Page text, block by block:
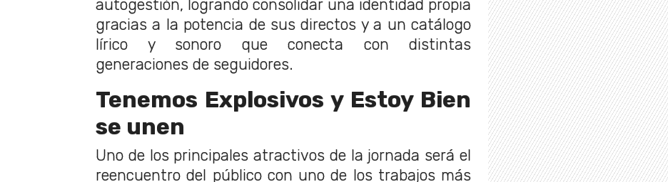
autogestión, logrando consolidar una identidad propia
gracias a la potencia de sus directos y a un catálogo
lírico y sonoro que conecta con distintas
generaciones de seguidores.
Tenemos Explosivos y Estoy Bien
se unen
Uno de los principales atractivos de la jornada será el
reencuentro del público con uno de los trabajos más